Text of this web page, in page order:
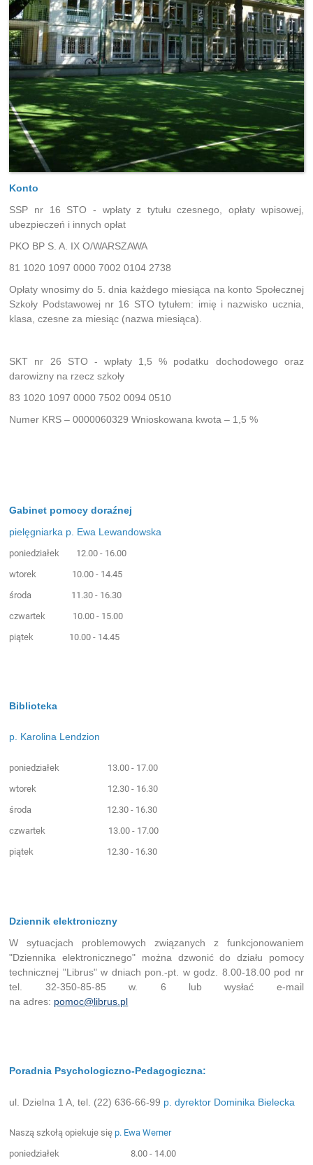
Konto
SSP nr 16 STO - wpłaty z tytułu czesnego, opłaty wpisowej,
ubezpieczeń i innych opłat
PKO BP S. A. IX O/WARSZAWA
81 1020 1097 0000 7002 0104 2738
Opłaty wnosimy do 5. dnia każdego miesiąca na konto Społecznej
Szkoły Podstawowej nr 16 STO tytułem: imię i nazwisko ucznia,
klasa, czesne za miesiąc (nazwa miesiąca).
SKT nr 26 STO - wpłaty 1,5 % podatku dochodowego oraz
darowizny na rzecz szkoły
83 1020 1097 0000 7502 0094 0510
Numer KRS – 0000060329 Wnioskowana kwota – 1,5 %
Gabinet pomocy doraźnej
pielęgniarka p. Ewa Lewandowska
poniedziałek 12.00 - 16.00
wtorek 10.00 - 14.45
środa 11.30 - 16.30
czwartek 10.00 - 15.00
piątek 10.00 - 14.45
Biblioteka
p. Karolina Lendzion
poniedziałek 13.00 - 17.00
wtorek 12.30 - 16.30
środa 12.30 - 16.30
czwartek 13.00 - 17.00
piątek 12.30 - 16.30
Dziennik elektroniczny
W sytuacjach problemowych związanych z funkcjonowaniem
"Dziennika elektronicznego" można dzwonić do działu pomocy
technicznej "Librus" w dniach pon.-pt. w godz. 8.00-18.00 pod nr
tel. 32-350-85-85 w. 6 lub wysłać e-mail
na adres: pomoc@librus.pl
Poradnia Psychologiczno-Pedagogiczna:
ul. Dzielna 1 A, tel. (22) 636-66-99 p. dyrektor Dominika Bielecka
Naszą szkołą opiekuje sięp. Ewa Werner
poniedziałek 8.00 - 14.00